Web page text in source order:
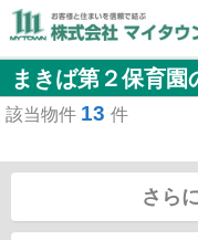
まきば第２保育園
該当物件 13 件
さら